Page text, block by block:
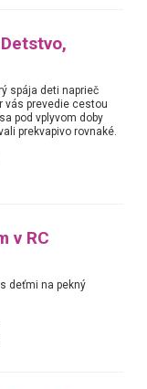
spája deti naprieč
vás prevedie cestou
pod vplyvom doby
prekvapivo rovnaké.
v RC
deťmi na pekný